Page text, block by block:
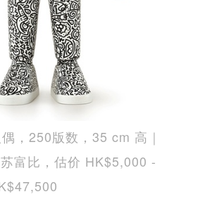
，250版数，35 cm 高｜
富比，估价 HK$5,000 -